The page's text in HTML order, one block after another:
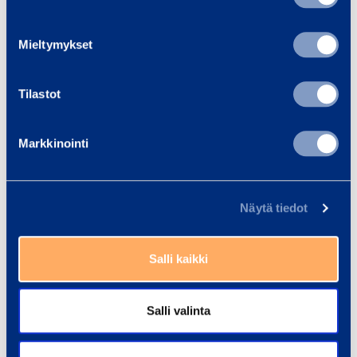
Mieltymykset
Tilastot
Markkinointi
Näytä tiedot
Salli kaikki
Salli valinta
Liknande produkter
ö
t